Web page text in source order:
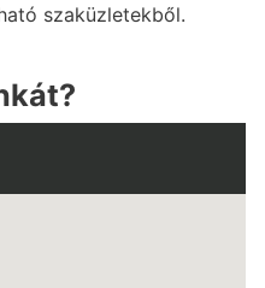
szaküzletekből.